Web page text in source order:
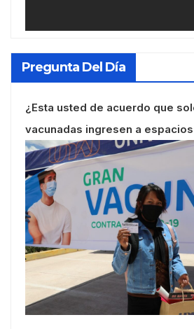
Pregunta Del Día
¿Esta usted de acuerdo que
vacunadas ingresen a